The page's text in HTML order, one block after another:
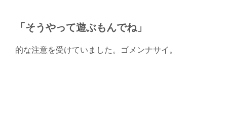
「そうやって遊ぶもんでね」
的な注意を受けていました。ゴメンナサイ。